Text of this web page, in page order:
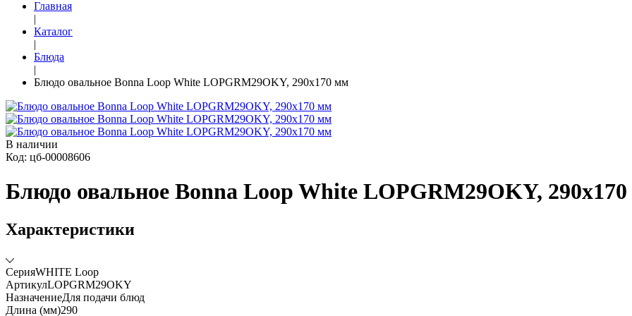
Главная
|
Каталог
|
Блюда
|
Блюдо овальное Bonna Loop White LOPGRM29OKY, 290x170 мм
В наличии
Код: цб-00008606
Блюдо овальное Bonna Loop White LOPGRM29OKY,
Характеристики
СерияWHITE Loop
АртикулLOPGRM29OKY
НазначениеДля подачи блюд
Длина (мм)290